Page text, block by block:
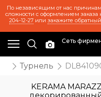
По независящим от нас причинам
сложности с оформлением заказа
204-12-27или закажите
Сеть
Турнель
KERAMA